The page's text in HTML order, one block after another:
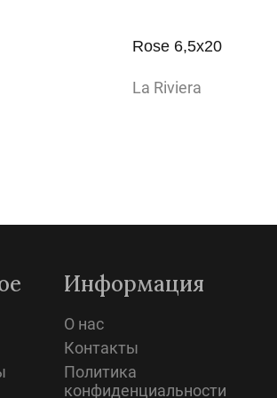
Rose 6,5x20
La Riviera
Информация
О нас
Контакты
Политика
конфиденциальности